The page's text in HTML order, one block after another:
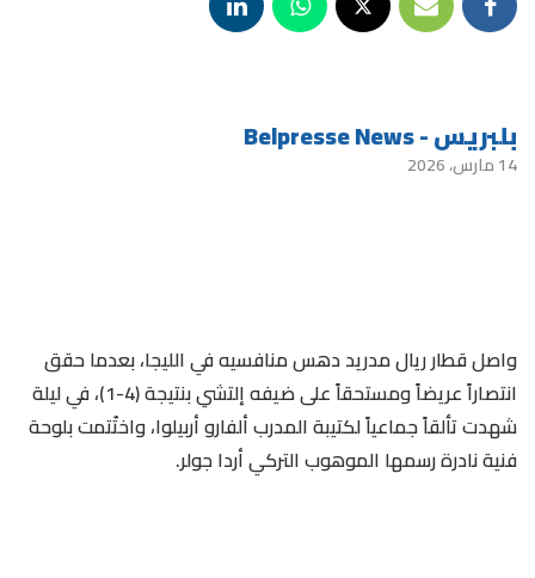
بلبريس - Belpresse News
14 مارس، 2026
واصل قطار ريال مدريد دهس منافسيه في الليجا، بعدما حقق
انتصاراً عريضاً ومستحقاً على ضيفه إلتشي بنتيجة (4-1)، في ليلة
شهدت تألقاً جماعياً لكتيبة المدرب ألفارو أربيلوا، واختُتمت بلوحة
فنية نادرة رسمها الموهوب التركي أردا جولر.